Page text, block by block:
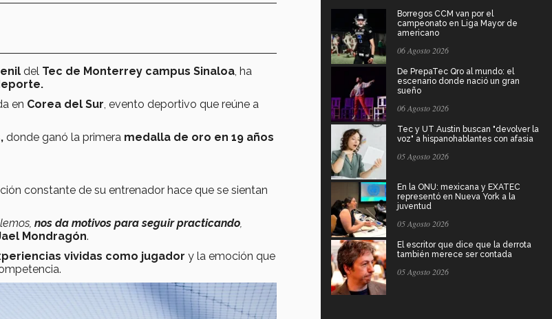
del Tec de Monterrey campus Sinaloa , ha
en Corea del Sur , evento deportivo que reúne a
donde ganó la primera medalla de oro en 19 años
constante de su entrenador hace que se sientan
nos da motivos para seguir practicando
Mondragón.
vividas como jugador y la emoción que
Borregos CCM van por el
campeonato en Liga Mayor de
americano
06 Agosto 2026
De PrepaTec Qro al mundo: el
escenario donde nació un gran
sueño
06 Agosto 2026
Tec y UT Austin buscan "devolver la
voz" a hispanohablantes con afasia
05 Agosto 2026
En la ONU: mexicana y EXATEC
representó en Nueva York a la
juventud
05 Agosto 2026
El escritor que dice que la derrota
también merece ser contada
05 Agosto 2026